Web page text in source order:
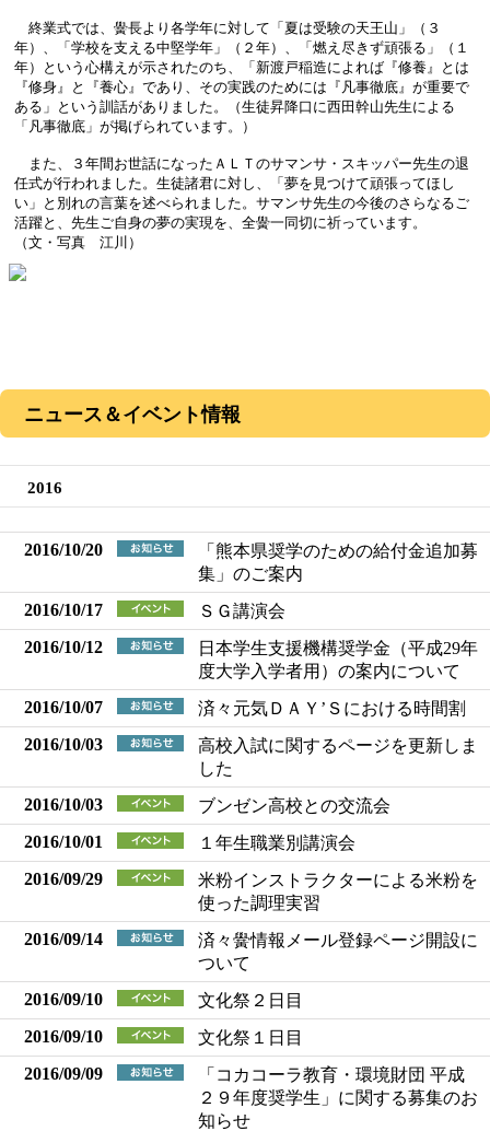
終業式では、黌長より各学年に対して「夏は受験の天王山」（３
年）、「学校を支える中堅学年」（２年）、「燃え尽きず頑張る」（１
年）という心構えが示されたのち、「新渡戸稲造によれば『修養』とは
『修身』と『養心』であり、その実践のためには『凡事徹底』が重要で
ある」という訓話がありました。（生徒昇降口に西田幹山先生による
「凡事徹底」が掲げられています。）
また、３年間お世話になったＡＬＴのサマンサ・スキッパー先生の退
任式が行われました。生徒諸君に対し、「夢を見つけて頑張ってほし
い」と別れの言葉を述べられました。サマンサ先生の今後のさらなるご
活躍と、先生ご自身の夢の実現を、全黌一同切に祈っています。
（文・写真 江川）
ニュース＆イベント情報
2016
2016/10/20
「熊本県奨学のための給付金追加募
集」のご案内
2016/10/17
ＳＧ講演会
2016/10/12
日本学生支援機構奨学金（平成29年
度大学入学者用）の案内について
2016/10/07
済々元気ＤＡＹ’Ｓにおける時間割
2016/10/03
高校入試に関するページを更新しま
した
2016/10/03
ブンゼン高校との交流会
2016/10/01
１年生職業別講演会
2016/09/29
米粉インストラクターによる米粉を
使った調理実習
2016/09/14
済々黌情報メール登録ページ開設に
ついて
2016/09/10
文化祭２日目
2016/09/10
文化祭１日目
2016/09/09
「コカコーラ教育・環境財団 平成
２９年度奨学生」に関する募集のお
知らせ